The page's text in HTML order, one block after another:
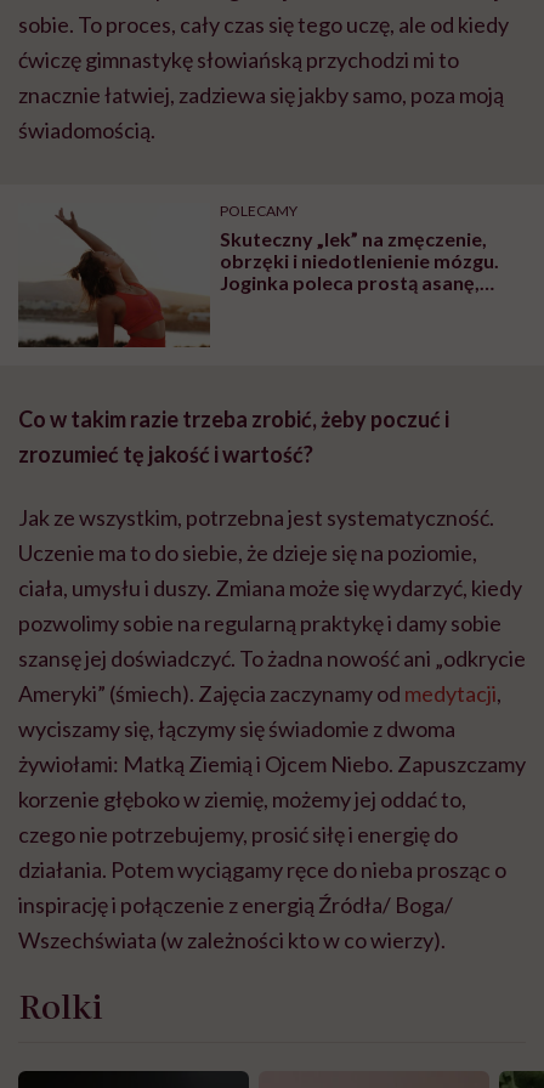
sobie. To proces, cały czas się tego uczę, ale od kiedy
ćwiczę gimnastykę słowiańską przychodzi mi to
znacznie łatwiej, zadziewa się jakby samo, poza moją
świadomością.
POLECAMY
Skuteczny „lek” na zmęczenie,
obrzęki i niedotlenienie mózgu.
Joginka poleca prostą asanę,
Co w takim razie trzeba zrobić, żeby poczuć i
zrozumieć tę jakość i wartość?
Jak ze wszystkim, potrzebna jest systematyczność.
Uczenie ma to do siebie, że dzieje się na poziomie,
ciała, umysłu i duszy. Zmiana może się wydarzyć, kiedy
pozwolimy sobie na regularną praktykę i damy sobie
szansę jej doświadczyć. To żadna nowość ani „odkrycie
Ameryki” (śmiech). Zajęcia zaczynamy od medytacji,
wyciszamy się, łączymy się świadomie z dwoma
żywiołami: Matką Ziemią i Ojcem Niebo. Zapuszczamy
korzenie głęboko w ziemię, możemy jej oddać to,
czego nie potrzebujemy, prosić siłę i energię do
działania. Potem wyciągamy ręce do nieba prosząc o
inspirację i połączenie z energią Źródła/ Boga/
Wszechświata (w zależności kto w co wierzy).
Rolki